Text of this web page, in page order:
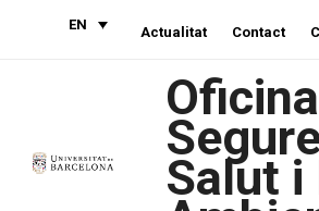
EN Actualitat Contact
Salut i